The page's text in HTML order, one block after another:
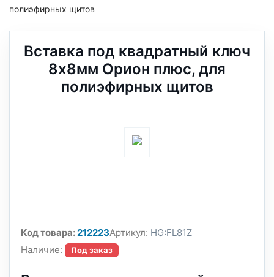
полиэфирных щитов
Вставка под квадратный ключ
8х8мм Орион плюс, для
полиэфирных щитов
Код товара:212223Артикул: HG:FL81Z
Наличие:
Под заказ